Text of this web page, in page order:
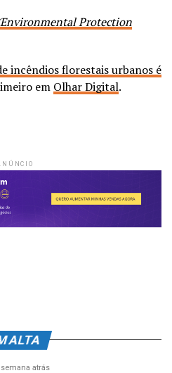
Protection
incêndios florestais urbanos é
em Olhar Digital.
ALTA
semana atrás